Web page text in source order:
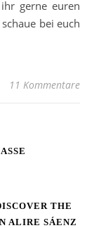
gerne euren
bei euch
11 Kommentare
THE
ALIRE SÁENZ